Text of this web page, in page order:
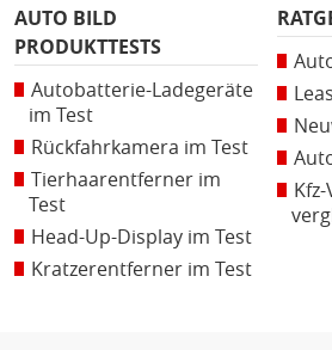
AUTO BILD
PRODUKTTESTS
Autobatterie-Ladegeräte
im Test
Rückfahrkamera im Test
Tierhaarentferner im
Test
Head-Up-Display im Test
Kratzerentferner im Test